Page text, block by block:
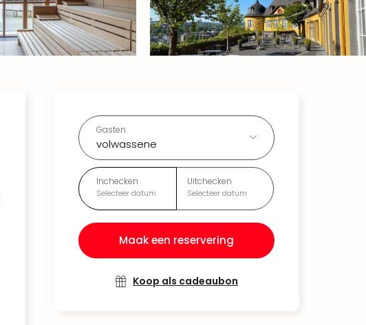
Gasten
volwassene
Inchecken
Selecteer datum
Uitchecken
Selecteer datum
Maak een reservering
Koop als cadeaubon